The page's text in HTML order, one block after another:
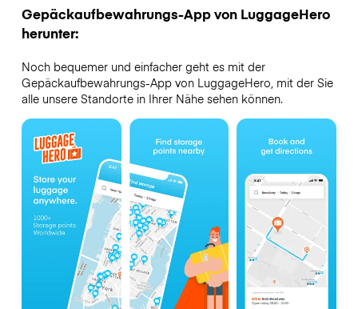
Gepäckaufbewahrungs-App von LuggageHero
herunter:
Noch bequemer und einfacher geht es mit der
Gepäckaufbewahrungs-App von LuggageHero, mit der Sie
alle unsere Standorte in Ihrer Nähe sehen können.